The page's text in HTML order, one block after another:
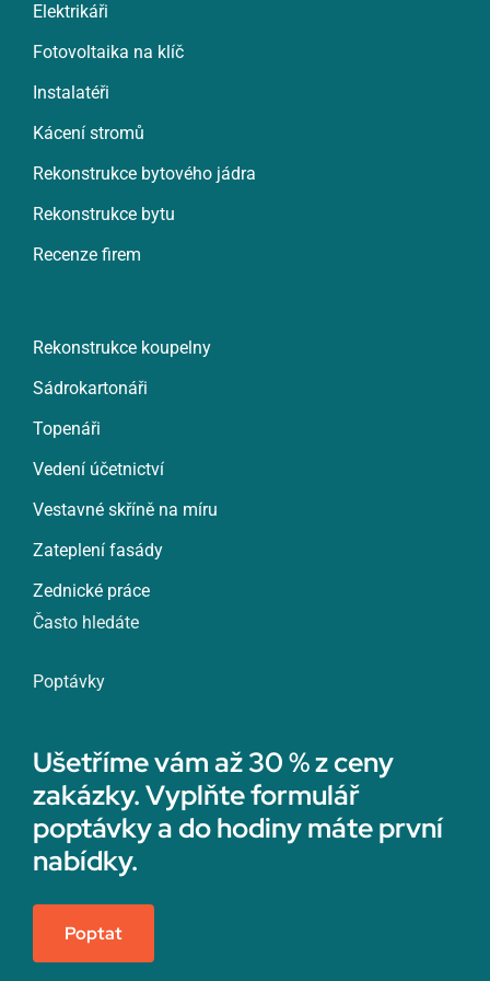
Elektrikáři
Fotovoltaika na klíč
Instalatéři
Kácení stromů
Rekonstrukce bytového jádra
Rekonstrukce bytu
Recenze firem
Rekonstrukce koupelny
Sádrokartonáři
Topenáři
Vedení účetnictví
Vestavné skříně na míru
Zateplení fasády
Zednické práce
Často hledáte
Poptávky
Ušetříme vám až 30 % z ceny
zakázky. Vyplňte formulář
poptávky a do hodiny máte první
nabídky.
Poptat